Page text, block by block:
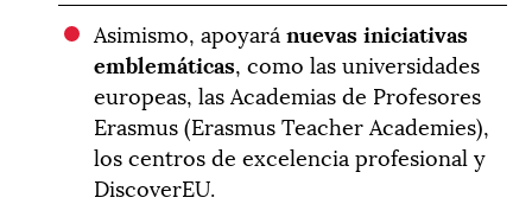
Asimismo, apoyaránuevas iniciativas
emblemáticas, como las universidades
europeas, las Academias de Profesores
Erasmus (Erasmus Teacher Academies),
los centros de excelencia profesional y
DiscoverEU.